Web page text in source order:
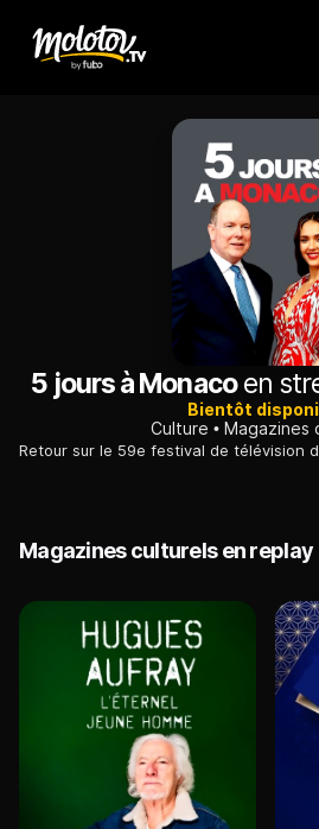
5 jours à Monacoen
Bientôt
Culture
Magazines
Magazines culturels en replay